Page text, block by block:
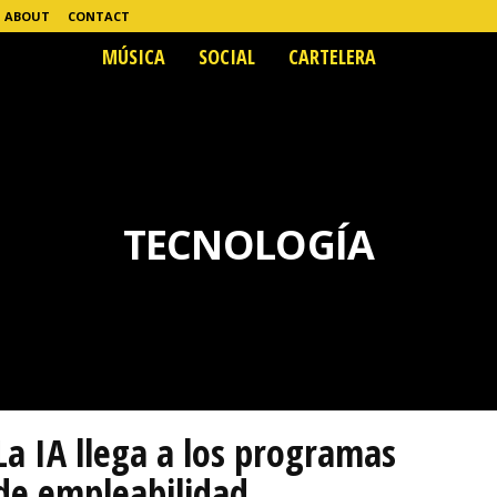
ABOUT
CONTACT
MÚSICA SOCIAL CARTELERA
TECNOLOGÍA
IA llega a los programas